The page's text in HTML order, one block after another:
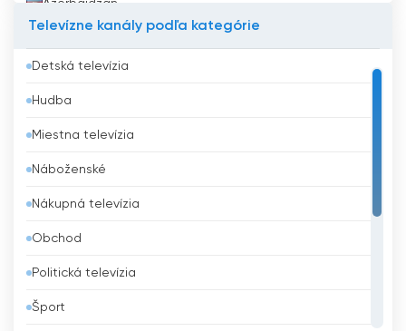
Azerbajdžan
Bangladéš
Barbados
Belgicko
Belize
Benin
Bhután
Bielorusko
Bolívia
Televízne kanály podľa kategórie
Detská televízia
Hudba
Miestna televízia
Náboženské
Nákupná televízia
Obchod
Politická televízia
Šport